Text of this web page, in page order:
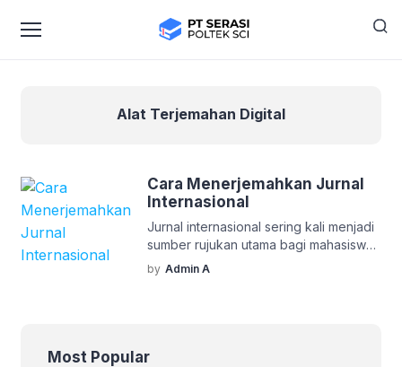
Alat Terjemahan Digital
Cara Menerjemahkan Jurnal
Internasional
Jurnal internasional sering kali menjadi
sumber rujukan utama bagi mahasiswa,
peneliti, dan akademisi. Namun, tidak
sedikit yang merasa kesulitan
agar mudah dipahami dan tetap akurat?
by Admin A
Most Popular